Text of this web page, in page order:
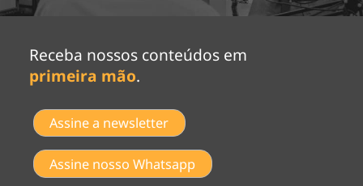
Receba nossos conteúdos em
primeira mão.
Assine a newsletter
Assine nosso Whatsapp